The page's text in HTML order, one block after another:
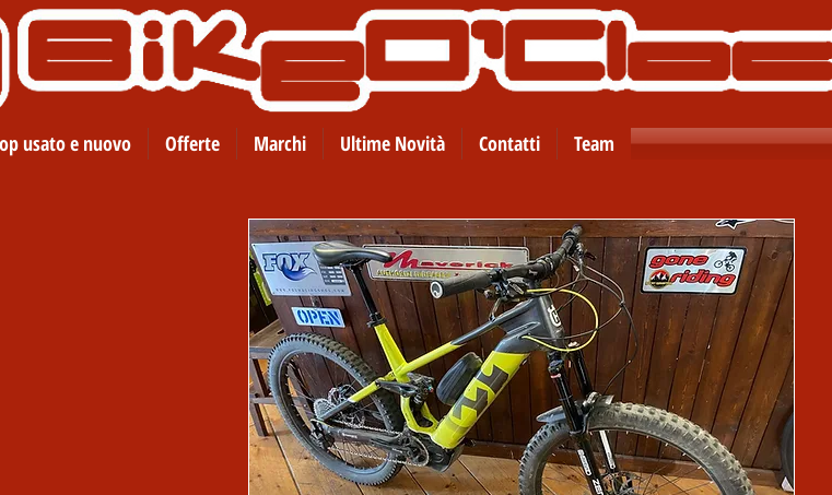
usato e nuovo Offerte Marchi Ultime Novità Contatti Team